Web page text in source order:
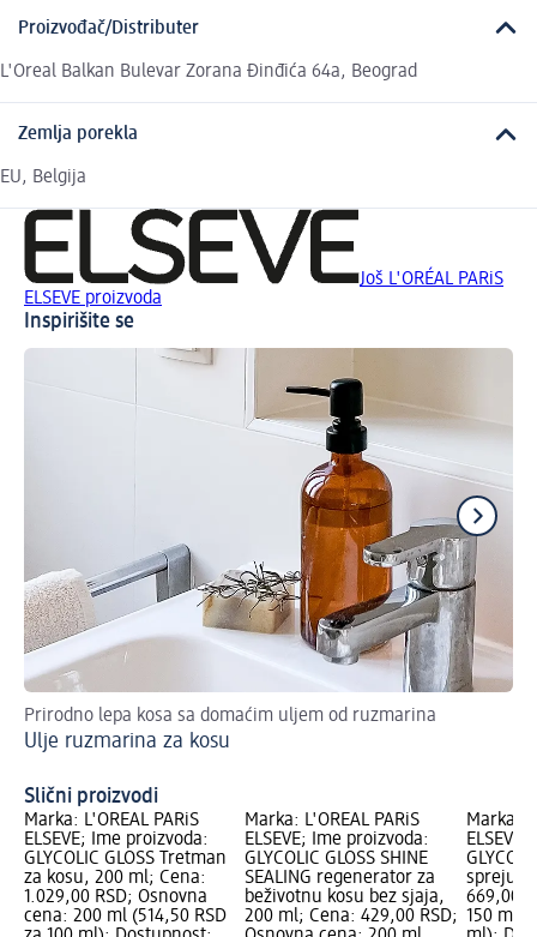
Proizvođač/Distributer
L'Oreal Balkan Bulevar Zorana Đinđića 64a, Beograd
Zemlja porekla
EU, Belgija
Još L'ORÉAL PARiS
ELSEVE proizvoda
Inspirišite se
Prirodno lepa kosa sa domaćim uljem od ruzmarina
Ulje ruzmarina za kosu
Slični proizvodi
Marka: L'ORÉAL PARiS
ELSEVE; Ime proizvoda:
GLYCOLIC GLOSS Tretman
za kosu, 200 ml; Cena:
1.029,00 RSD; Osnovna
cena: 200 ml (514,50 RSD
Marka: L'ORÉAL PARiS
ELSEVE; Ime proizvoda:
GLYCOLIC GLOSS SHINE
SEALING regenerator za
beživotnu kosu bez sjaja,
200 ml; Cena: 429,00 RSD;
Marka:
spreju,
669,00
150 ml